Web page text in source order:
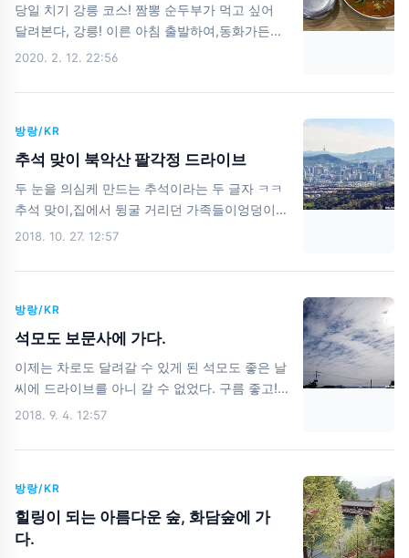
고,많은 사람들이 텐트와 돗자리를 갖고 나와 있
었다. 대청공원에서 금강을 따라 산책해보자. 아
름다운 우리 강산~~ 물 밑에서부터 자란 저 나무
휴게소로 이동했다. 대청댐 위를 걸어보았는데,
당일 치기 강릉 코스! 짬뽕 순두부가 먹고 싶어
달려본다, 강릉! 이른 아침 출발하여,동화가든에
도착! 짬뽕 순두부 순삭해보자! 자주 가던 휴빈에
카페 이름이 카페 기와로 바꼈다! 벚꽃이 우수수
아진다. 나무에 벚꽃도 만발하고 호수에도 꽃잎
이 한가득이다. 경포대에 많이 와봤는데,경포호
거도 탈 수 있고,천천히 산책도 할 수 있고,좋다.
이제 바다를 보러 가자. 언제나 바다는 힐링이다.
시간을 멈추어바다를 담아본다. 당일치기로 온
만,5만원 누님(신사임당)과5천원 형님(율곡 이
2020. 2. 12. 22:56
방랑/KR
추석 맞이 북악산 팔각정 드라이브
두 눈을 의심케 만드는 추석이라는 두 글자 ㅋㅋ
추석 맞이,집에서 뒹굴 거리던 가족들이엉덩이를
움직여 북악 팔각정에 가기로 했다. 여전히 주차
들어가는 데 30분 정도 밖에 안 걸렸다. 맑은 하
2롯데월드 타워도 보인다. View에 전깃줄이 살
짝 걸리는 게 아쉽다. 날씨가 좋아서인지 더 좋았
Zoom IN 제2롯데월드 타워 근처 Zoom IN 폰
카라서 그런지...뭔가 수채화처럼 신기하게 나왔
다. No Filter였는데, 마치 Filter가 있는 것 같네
있어야겠다.ㅋㅋㅋ
2018. 10. 27. 12:57
방랑/KR
석모도 보문사에 가다.
이제는 차로도 달려갈 수 있게 된 석모도 좋은 날
씨에 드라이브를 아니 갈 수 없었다. 구름 좋고!
(5월에 다녀온 걸 이제 올리는 것이라는 건 함정)
가 예쁜 경관을 선사한다. 누군가의 염원이 담긴
나도 같이 바래본다. 범종각 기분이 좋아지는 고
전의 색상 그리고 아름다운 처마 500 나한 이 분
들은 다 무엇?아라한은 범어 아라하트(arahat)의
2018. 9. 4. 12:57
방랑/KR
힐링이 되는 아름다운 숲, 화담숲에 가
다.